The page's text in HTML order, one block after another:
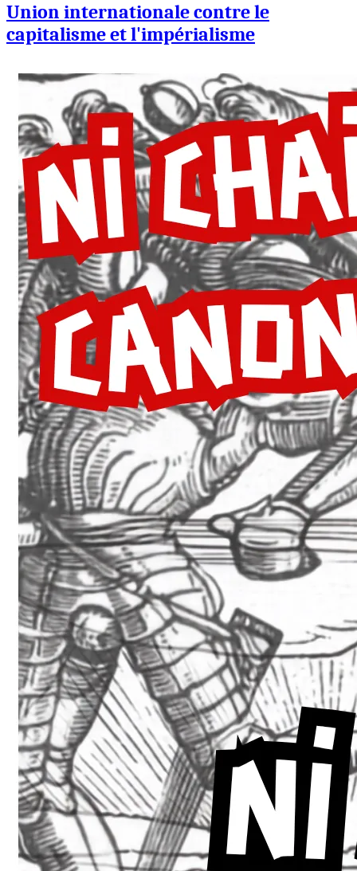
Union internationale contre le
capitalisme et l'impérialisme